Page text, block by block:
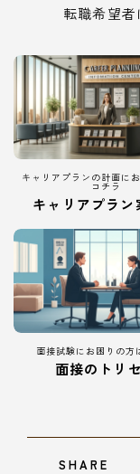
転職希望
キャリアプランの計画に
コチラ
キャリアプラン
面接試験にお困りの方
面接のトリ
SHARE